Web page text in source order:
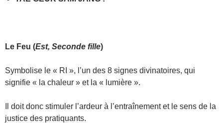
Le Feu (Est, Seconde fille)
Symbolise le « RI », l’un des 8 signes divinatoires, qui
signifie « la chaleur » et la « lumière ».
Il doit donc stimuler l’ardeur à l’entraînement et le sens de la
justice des pratiquants.